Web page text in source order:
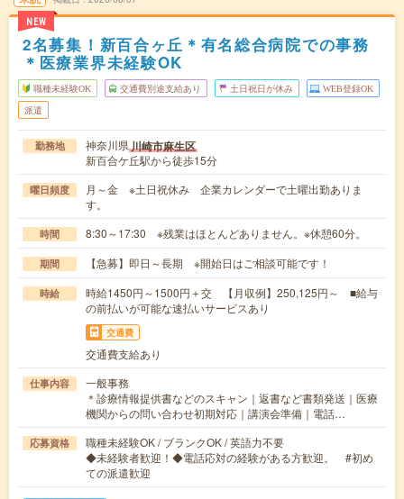
NEW
2名募集！新百合ヶ丘＊有名総合病院での事務
＊医療業界未経験OK
職種未経験OK 交通費別途支給あり 土日祝日が休み WEB登録OK
派遣
勤務地 神奈川県川崎市麻生区
新百合ケ丘駅から徒歩15分
曜日頻度
月～金 ※土日祝休み 企業カレンダーで土曜出勤ありま
す。
時間 8:30～17:30 ※残業はほとんどありません。※休憩60分。
期間 【急募】即日～長期 ※開始日はご相談可能です！
時給
時給1450円～1500円＋交 【月収例】250,125円～ ■給与
の前払いが可能な速払いサービスあり
交通費
交通費支給あり
仕事内容
一般事務
＊診療情報提供書などのスキャン｜返書など書類発送｜医療
機関からの問い合わせ初期対応｜講演会準備｜電話…
応募資格
職種未経験OK / ブランクOK / 英語力不要
◆未経験者歓迎！◆電話応対の経験がある方歓迎。 #初め
ての派遣歓迎